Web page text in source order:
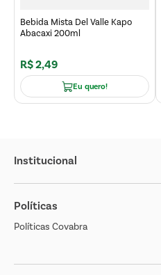
Bebida Mista Del Valle Kapo
Abacaxi 200ml
R$2,49
Eu quero!
Institucional
Sobre o Covabra
Nossas Lojas
Cliente Bem Estar
Políticas
Políticas Covabra